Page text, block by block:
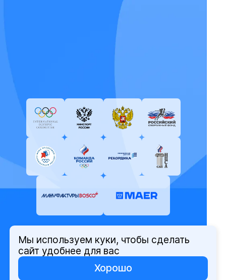
© Олимпийский комитет России,
2026
Политика защиты персональных
Мы используем куки, чтобы сделать
сайт удобнее для вас
Хорошо